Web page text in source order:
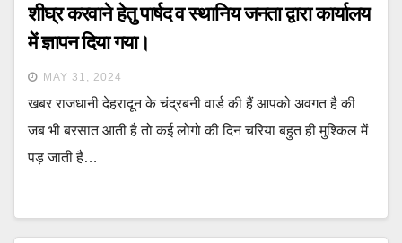
शीघ्र करवाने हेतु पार्षद व स्थानिय जनता द्वारा कार्यालय
में ज्ञापन दिया गया।
MAY 31, 2024
खबर राजधानी देहरादून के चंद्रबनी वार्ड की हैं आपको अवगत है की
जब भी बरसात आती है तो कई लोगो की दिन चरिया बहुत ही मुश्किल में
पड़ जाती है…